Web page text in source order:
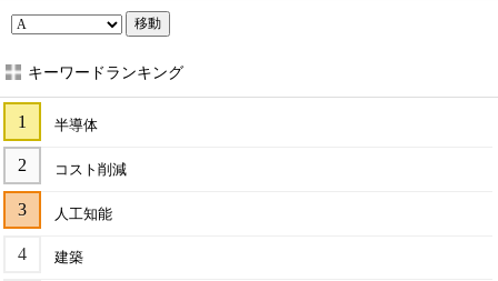
移動
キーワードランキング
半導体
コスト削減
人工知能
建築